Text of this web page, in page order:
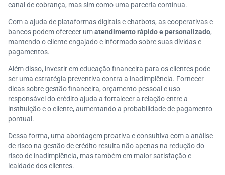
canal de cobrança, mas sim como uma parceria contínua.
Com a ajuda de plataformas digitais e chatbots, as cooperativas e
bancos podem oferecer umatendimento rápido e personalizado,
mantendo o cliente engajado e informado sobre suas dívidas e
pagamentos.
Além disso, investir em educação financeira para os clientes pode
ser uma estratégia preventiva contra a inadimplência. Fornecer
dicas sobre gestão financeira, orçamento pessoal e uso
responsável do crédito ajuda a fortalecer a relação entre a
instituição e o cliente, aumentando a probabilidade de pagamento
pontual.
Dessa forma, uma abordagem proativa e consultiva com a análise
de risco na gestão de crédito resulta não apenas na redução do
risco de inadimplência, mas também em maior satisfação e
lealdade dos clientes.